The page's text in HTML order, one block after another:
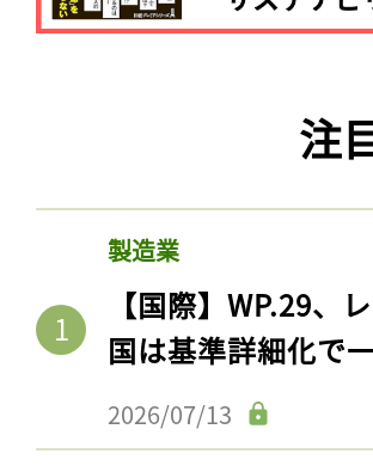
注
製造業
【国際】WP.29、
国は基準詳細化で
2026/07/13